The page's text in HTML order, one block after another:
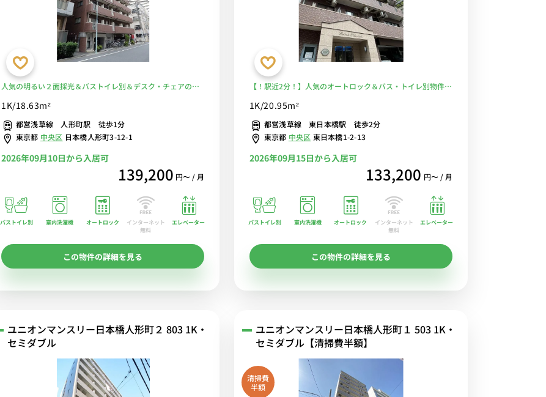
人気の明るい２面採光＆バストイレ別＆デスク・チェアのお
はどれも魅力的♪ぜひ、商店街を散歩してください！■選べ
るWi-Fi格安レンタル中！
1K/18.63m²
都営浅草線 人形町駅 徒歩1分
東京都 中央区 日本橋人形町3-12-1
2026年09月10日から入居可
139,200 円〜 / 月
バストイレ別 室内洗濯機 オートロック
インターネット
無料
エレベーター
この物件の詳細を見る
【！駅近2分！】人気のオートロック＆バス・トイレ別物件/
レンタル中！
1K/20.95m²
都営浅草線 東日本橋駅 徒歩2分
東京都 中央区 東日本橋1-2-13
2026年09月15日から入居可
133,200 円〜 / 月
バストイレ別 室内洗濯機 オートロック
インターネット
無料
エレベーター
この物件の詳細を見る
ユニオンマンスリー日本橋人形町２ 803 1K・
セミダブル
ユニオンマンスリー日本橋人形町１ 503 1K・
セミダブル【清掃費半額】
清掃費
半額